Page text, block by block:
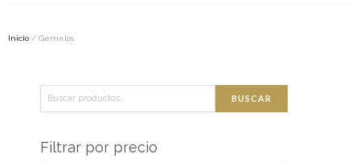
Inicio / Gemelos
por:
BUSCAR
Filtrar por precio